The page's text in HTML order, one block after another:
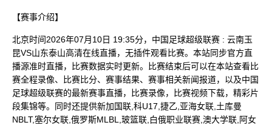
【赛事介绍】
北京时间2026年07月10日 19:35分，中国足球超级联赛 : 云南玉
昆VS山东泰山高清在线直播，无插件观看比赛。本站同步官方直
播源准时直播，比赛数据实时更新。比赛结束后可以在本站查看比
赛全程录像、比赛比分、赛事结果、赛事相关新闻报道，以及中国
足球超级联赛的最新赛事直播，比赛录像，比赛视频下载，精彩片
段集锦等。同时还提供新加国联,科U17,捷乙,亚海女联,土库曼
NBLT,塞尔女联,俄罗斯MLBL,玻篮联,白俄职业联赛,澳大学联,阿女